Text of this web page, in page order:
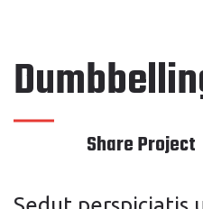
Share Project